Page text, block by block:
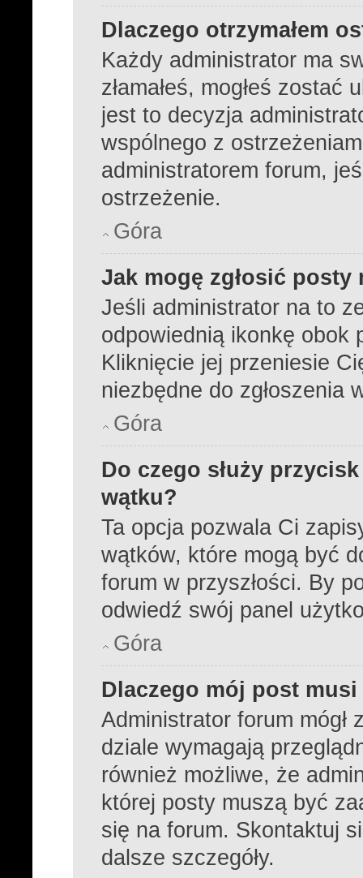
Dlaczego otrzymałem
Każdy administrator ma
złamałeś, mogłeś
jest to decyzja
wspólnego z
administratorem forum,
ostrzeżenie.
Góra
Jak mogę zgłosić
Jeśli administrator na to
odpowiednią ikonkę obok
Kliknięcie jej przeniesie
niezbędne do zgłoszenia
Góra
Do czego służy
wątku?
Ta opcja pozwala Ci
wątków, które mogą być
forum w przyszłości. By
odwiedź swój panel
Góra
Dlaczego mój post
Administrator forum
dziale wymagają
również możliwe, że
której posty muszą być
się na forum. Skontaktuj
dalsze szczegóły.